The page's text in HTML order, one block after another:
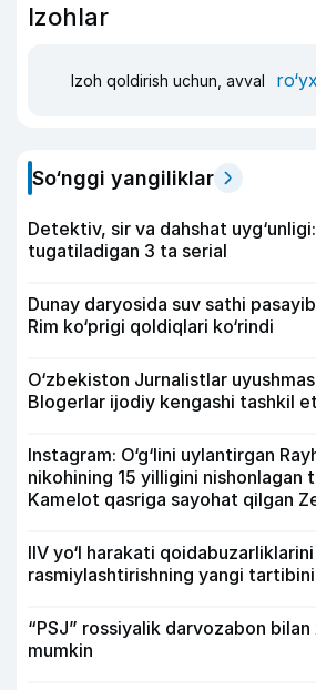
Izohlar
Izoh qoldirish uchun, avval
So‘nggi yangiliklar
Detektiv, sir va dahshat
tugatiladigan 3 ta serial
Dunay daryosida suv sathi
Rim ko‘prigi qoldiqlari ko‘rindi
O‘zbekiston Jurnalistlar
Blogerlar ijodiy kengashi tashkil
Instagram: O‘g‘lini uylantirgan
nikohining 15 yilligini nishonlagan
Kamelot qasriga sayohat qilgan
IIV yo‘l harakati qoidabuzarliklarini
rasmiylashtirishning yangi
“PSJ” rossiyalik darvozabon bilan
mumkin